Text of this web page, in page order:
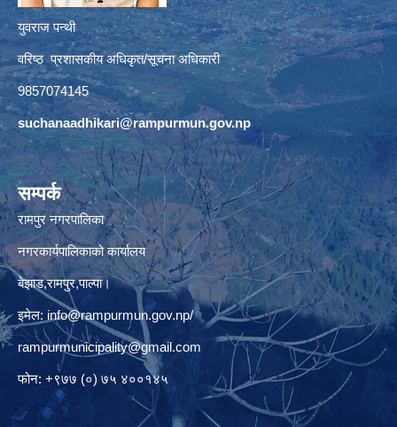
युवराज पन्थी
वरिष्ठ प्रशासकीय अधिकृत/सूचना अधिकारी
9857074145
suchanaadhikari@rampurmun.gov.np
सम्पर्क
रामपुर नगरपालिका
नगरकार्यपालिकाको कार्यालय
बेझाड,रामपुर,पाल्पा।
इमेल: info@rampurmun.gov.np/
rampurmunicipality@gmail.com
फोन: +९७७ (०) ७५ ४००१४५